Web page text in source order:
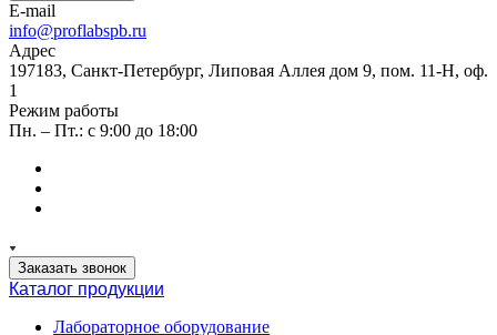
E-mail
info@proflabspb.ru
Адрес
197183, Санкт-Петербург, Липовая Аллея дом 9, пом. 11-Н, оф.
1
Режим работы
Пн. – Пт.: с 9:00 до 18:00
Заказать звонок
Каталог продукции
Лабораторное оборудование